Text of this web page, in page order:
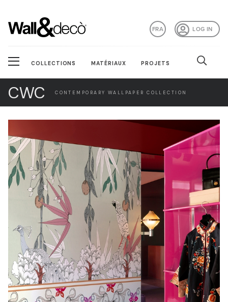
LOG IN
FRA
COLLECTIONS MATÉRIAUX PROJETS
CWC CONTEMPORARY WALLPAPER COLLECTION